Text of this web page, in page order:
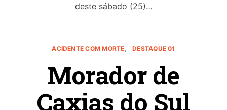
deste sábado (25)…
ACIDENTE COM MORTE DESTAQUE 01
Morador de
Caxias do Sul